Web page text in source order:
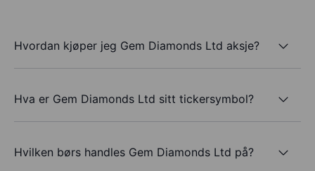
Hvordan kjøper jeg Gem Diamonds Ltd aksje?
Hva er Gem Diamonds Ltd sitt tickersymbol?
Hvilken børs handles Gem Diamonds Ltd på?